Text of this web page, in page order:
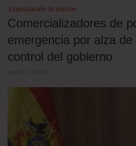
Especulación de precios
Comercializadores de
emergencia por alza
control del gobierno